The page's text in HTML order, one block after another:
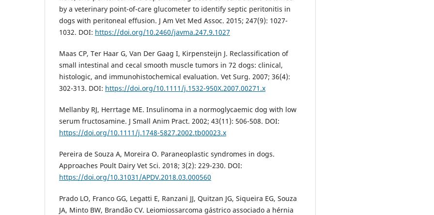
by a veterinary point-of-care glucometer to identify septic peritonitis in
dogs with peritoneal effusion. J Am Vet Med Assoc. 2015; 247(9): 1027-
1032. DOI: https://doi.org/10.2460/javma.247.9.1027
Maas CP, Ter Haar G, Van Der Gaag I, Kirpensteijn J. Reclassification of
small intestinal and cecal smooth muscle tumors in 72 dogs: clinical,
histologic, and immunohistochemical evaluation. Vet Surg. 2007; 36(4):
302-313. DOI: https://doi.org/10.1111/j.1532-950X.2007.00271.x
Mellanby RJ, Herrtage ME. Insulinoma in a normoglycaemic dog with low
serum fructosamine. J Small Anim Pract. 2002; 43(11): 506-508. DOI:
https://doi.org/10.1111/j.1748-5827.2002.tb00023.x
Pereira de Souza A, Moreira O. Paraneoplastic syndromes in dogs.
Approaches Poult Dairy Vet Sci. 2018; 3(2): 229-230. DOI:
https://doi.org/10.31031/APDV.2018.03.000560
Prado LO, Franco GG, Legatti E, Ranzani JJ, Quitzan JG, Siqueira EG, Souza
JA, Minto BW, Brandão CV. Leiomiossarcoma gástrico associado a hérnia